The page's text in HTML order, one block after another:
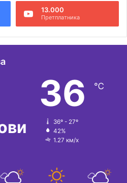
13.000
Претплатника
36 ℃
36º - 27º
42%
1.27 км/х